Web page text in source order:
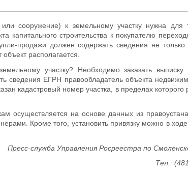
или сооружение) к земельному участку нужна для
строительства к покупателю
продажи должен содержать сведения не только
располагается.
участку? Необходимо заказать выписку
сведения ЕГРН правообладатель объекта
кадастровый номер участка, в пределах которого
осуществляется на основе данных из
Кроме того, установить привязку можно в
Пресс-служба Управления Росреестра по
Тел.: